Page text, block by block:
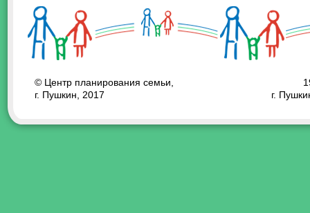
© Центр планирования семьи,
г. Пушкин, 2017
г.